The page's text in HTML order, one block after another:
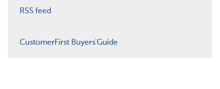
RSS feed
CustomerFirst Buyers'Guide